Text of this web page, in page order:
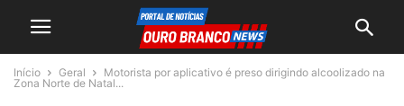
Início Geral
Motorista por aplicativo é preso dirigindo alcoolizado na
Zona Norte de Natal...